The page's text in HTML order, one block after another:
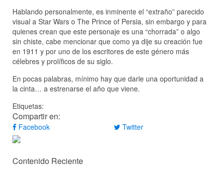
Hablando personalmente, es inminente el “extraño” parecido
visual a Star Wars o The Prince of Persia, sin embargo y para
quienes crean que este personaje es una “chorrada” o algo
sin chiste, cabe mencionar que como ya dije su creación fue
en 1911 y por uno de los escritores de este género más
célebres y prolíficos de su siglo.
En pocas palabras, mínimo hay que darle una oportunidad a
la cinta… a estrenarse el año que viene.
Etiquetas:
Compartir en:
Facebook Twitter
Contenido Reciente